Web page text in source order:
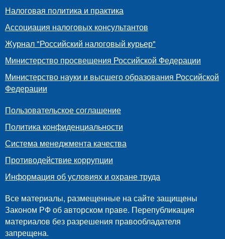
Налоговая политика и практика
Ассоциация налоговых консультантов
Журнал "Российский налоговый курьер"
Министерство просвещения Российской Федерации
Министерство науки и высшего образования Российской
Федерации
Пользовательское соглашение
Политика конфиденциальности
Система менеджмента качества
Противодействие коррупции
Информация об условиях и охране труда
Все материалы, размещенные на сайте защищены
Законом РФ об авторском праве. Перепубликация
материалов без разрешения правообладателя
запрещена.